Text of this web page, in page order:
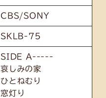
CBS/SONY
SKLB-75
SIDE A-----
哀しみの家
ひとねむり
窓灯り